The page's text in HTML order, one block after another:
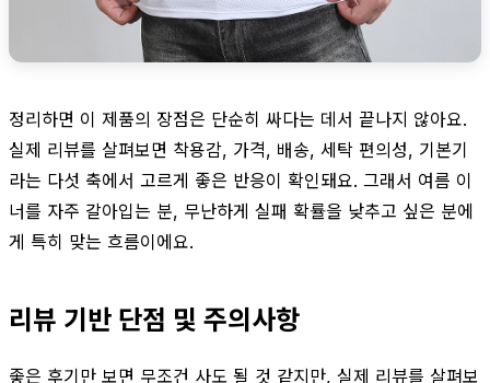
정리하면 이 제품의 장점은 단순히 싸다는 데서 끝나지 않아요.
실제 리뷰를 살펴보면 착용감, 가격, 배송, 세탁 편의성, 기본기
라는 다섯 축에서 고르게 좋은 반응이 확인돼요. 그래서 여름 이
너를 자주 갈아입는 분, 무난하게 실패 확률을 낮추고 싶은 분에
게 특히 맞는 흐름이에요.
리뷰 기반 단점 및 주의사항
좋은 후기만 보면 무조건 사도 될 것 같지만, 실제 리뷰를 살펴보